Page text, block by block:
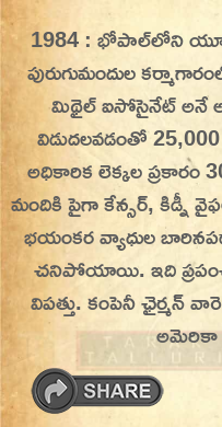
Skip
to
content
On This Day
Today in History |
History | Today in
Today in India |
eroju |
1984 : భోపాల్‌లోని
పురుగుమందుల
మిథైల్ ఐసోసైనేట్ అనే
విడుదలవడంతో
అధికారిక లెక్కల ప్రకారం
మందికి పైగా కేన్సర్, కిడ్నీ
భయంకర వ్యాధుల
చనిపోయాయి. ఇది
విపత్తు. కంపెనీ ఛైర్మన్